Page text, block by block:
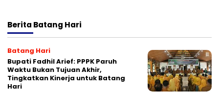
Berita Batang Hari
Batang Hari
Bupati Fadhil Arief: PPPK Paruh
Waktu Bukan Tujuan Akhir,
Tingkatkan Kinerja untuk Batang
Hari